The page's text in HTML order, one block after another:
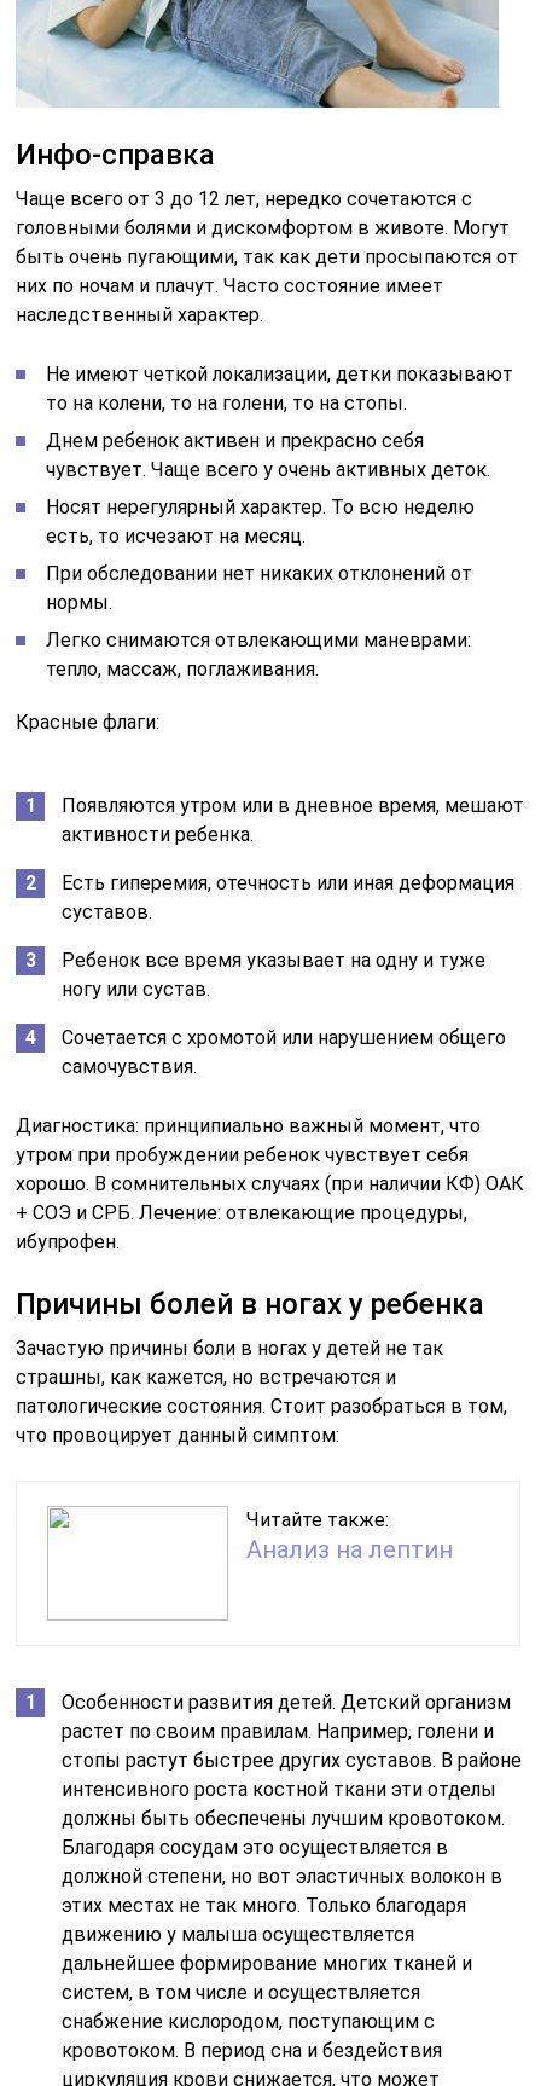
Инфо-справка
Чаще всего от 3 до 12 лет, нередко сочетаются с
головными болями и дискомфортом в животе. Могут
быть очень пугающими, так как дети просыпаются от
них по ночам и плачут. Часто состояние имеет
наследственный характер.
Не имеют четкой локализации, детки показывают
то на колени, то на голени, то на стопы.
Днем ребенок активен и прекрасно себя
чувствует. Чаще всего у очень активных деток.
Носят нерегулярный характер. То всю неделю
есть, то исчезают на месяц.
При обследовании нет никаких отклонений от
нормы.
Легко снимаются отвлекающими маневрами:
тепло, массаж, поглаживания.
Красные флаги:
Появляются утром или в дневное время, мешают
активности ребенка.
Есть гиперемия, отечность или иная деформация
суставов.
Ребенок все время указывает на одну и туже
ногу или сустав.
Сочетается с хромотой или нарушением общего
самочувствия.
Диагностика: принципиально важный момент, что
утром при пробуждении ребенок чувствует себя
хорошо. В сомнительных случаях (при наличии КФ) ОАК
+ СОЭ и СРБ. Лечение: отвлекающие процедуры,
ибупрофен.
Причины болей в ногах у ребенка
Зачастую причины боли в ногах у детей не так
страшны, как кажется, но встречаются и
патологические состояния. Стоит разобраться в том,
что провоцирует данный симптом:
Читайте также:
Анализ на лептин
Особенности развития детей. Детский организм
растет по своим правилам. Например, голени и
стопы растут быстрее других суставов. В районе
интенсивного роста костной ткани эти отделы
должны быть обеспечены лучшим кровотоком.
Благодаря сосудам это осуществляется в
должной степени, но вот эластичных волокон в
этих местах не так много. Только благодаря
движению у малыша осуществляется
дальнейшее формирование многих тканей и
систем, в том числе и осуществляется
снабжение кислородом, поступающим с
кровотоком. В период сна и бездействия
циркуляция крови снижается, что может